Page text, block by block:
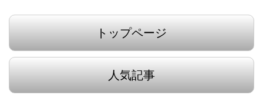
トップページ
人気記事